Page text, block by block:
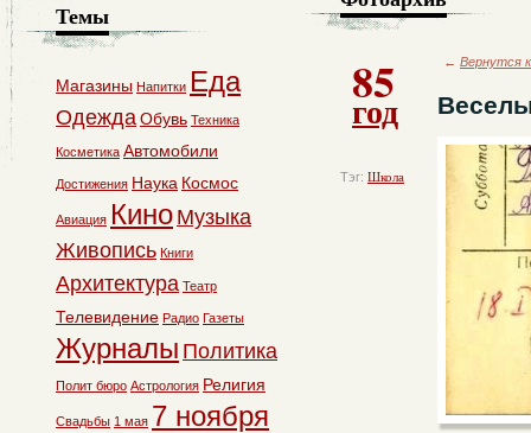
85
год
Тэг: Школа
← Вернутся
Темы
Магазины Напитки Еда
ОдеждаОбувь Техника
Косметика Автомобили
Достижения Наука Космос
Авиация Кино Музыка
Живопись Книги
Архитектура Театр
Телевидение Радио Газеты
Журналы Политика
Полит бюро Астрология Религия
Свадьбы 1 мая 7 ноября